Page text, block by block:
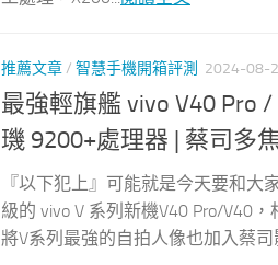
推薦文章/ 智慧手機開箱評測 2024-08-
最強輕旗艦 vivo V40 Pro
璣 9200+處理器 | 蔡司多
『以下犯上』可能就是今天要和大
級的 vivo V 系列新機V40 Pro/V40
將V系列最強的自拍人像也加入蔡